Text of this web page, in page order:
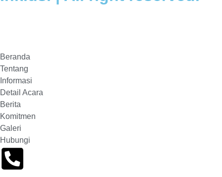
Beranda
Tentang
Informasi
Detail Acara
Berita
Komitmen
Galeri
Hubungi